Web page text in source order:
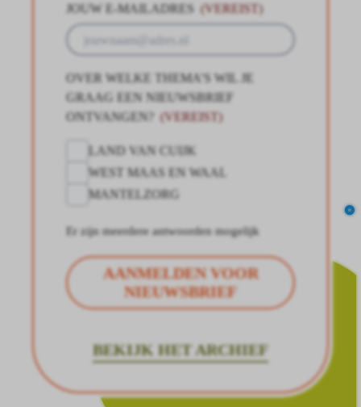
JOUW E-MAILADRES (VEREIST)
OVER WELKE THEMA’S WIL JE
GRAAG EEN NIEUWSBRIEF
ONTVANGEN?
(VEREIST)
LAND VAN CUIJK
WEST MAAS EN WAAL
MANTELZORG
Er zijn meerdere antwoorden mogelijk
AANMELDEN VOOR
NIEUWSBRIEF
BEKIJK HET ARCHIEF